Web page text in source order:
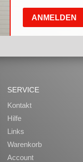
SERVICE
Kontakt
Hilfe
Links
Warenkorb
Account